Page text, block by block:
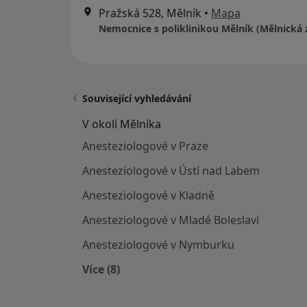
Pražská 528, Mělník • Mapa
Související vyhledávání
V okolí Mělníka
Anesteziologové v Praze
Anesteziologové v Ústí nad Labem
Anesteziologové v Kladně
Anesteziologové v Mladé Boleslavi
Anesteziologové v Nymburku
Více (8)